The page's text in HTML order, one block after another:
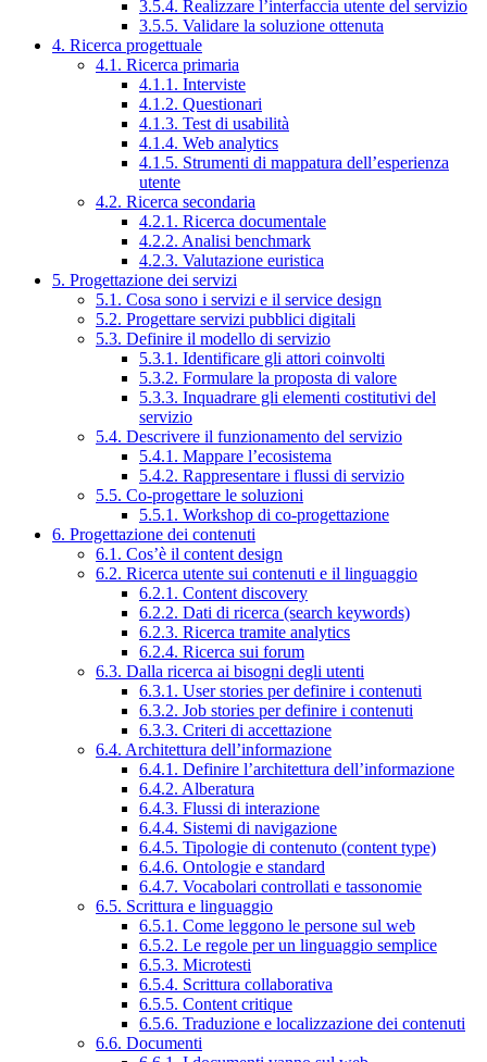
3.5.4. Realizzare l’interfaccia utente del servizio
3.5.5. Validare la soluzione ottenuta
4. Ricerca progettuale
4.1. Ricerca primaria
4.1.1. Interviste
4.1.2. Questionari
4.1.3. Test di usabilità
4.1.4. Web analytics
4.1.5. Strumenti di mappatura dell’esperienza
utente
4.2. Ricerca secondaria
4.2.1. Ricerca documentale
4.2.2. Analisi benchmark
4.2.3. Valutazione euristica
5. Progettazione dei servizi
5.1. Cosa sono i servizi e il service design
5.2. Progettare servizi pubblici digitali
5.3. Definire il modello di servizio
5.3.1. Identificare gli attori coinvolti
5.3.2. Formulare la proposta di valore
5.3.3. Inquadrare gli elementi costitutivi del
servizio
5.4. Descrivere il funzionamento del servizio
5.4.1. Mappare l’ecosistema
5.4.2. Rappresentare i flussi di servizio
5.5. Co-progettare le soluzioni
5.5.1. Workshop di co-progettazione
6. Progettazione dei contenuti
6.1. Cos’è il content design
6.2. Ricerca utente sui contenuti e il linguaggio
6.2.1. Content discovery
6.2.2. Dati di ricerca (search keywords)
6.2.3. Ricerca tramite analytics
6.2.4. Ricerca sui forum
6.3. Dalla ricerca ai bisogni degli utenti
6.3.1. User stories per definire i contenuti
6.3.2. Job stories per definire i contenuti
6.3.3. Criteri di accettazione
6.4. Architettura dell’informazione
6.4.1. Definire l’architettura dell’informazione
6.4.2. Alberatura
6.4.3. Flussi di interazione
6.4.4. Sistemi di navigazione
6.4.5. Tipologie di contenuto (content type)
6.4.6. Ontologie e standard
6.4.7. Vocabolari controllati e tassonomie
6.5. Scrittura e linguaggio
6.5.1. Come leggono le persone sul web
6.5.2. Le regole per un linguaggio semplice
6.5.3. Microtesti
6.5.4. Scrittura collaborativa
6.5.5. Content critique
6.5.6. Traduzione e localizzazione dei contenuti
6.6. Documenti